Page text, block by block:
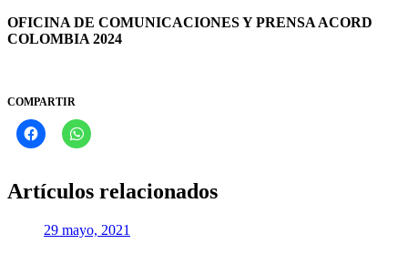
OFICINA DE COMUNICACIONES Y PRENSA ACORD
COLOMBIA 2024
COMPARTIR
Artículos relacionados
29 mayo, 2021